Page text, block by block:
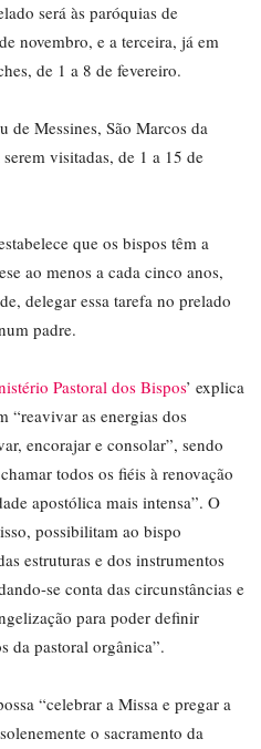
será às paróquias de
novembro, e a terceira, já em
de 1 a 8 de fevereiro.
de Messines, São Marcos da
visitadas, de 1 a 15 de
que os bispos têm a
ao menos a cada cinco anos,
delegar essa tarefa no prelado
padre.
Pastoral dos Bispos’ explica
“reavivar as energias dos
encorajar e consolar”, sendo
todos os fiéis à renovação
apostólica mais intensa”. O
possibilitam ao bispo
estruturas e dos instrumentos
se conta das circunstâncias e
para poder definir
da pastoral orgânica”.
“celebrar a Missa e pregar a
o sacramento da